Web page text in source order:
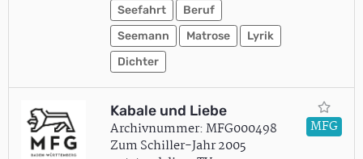
Seefahrt
Beruf
Seemann
Matrose
Lyrik
Dichter
Kabale und Liebe
Archivnummer: MFG000498
Zum Schiller-Jahr 2005
MFG